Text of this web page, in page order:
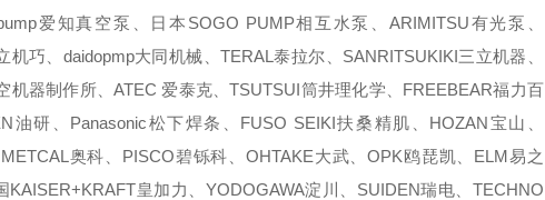
爱知真空泵、日本SOGO PUMP相互水泵、ARIMITSU有光泵、
巧、daidopmp大同机械、TERAL泰拉尔、SANRITSUKIKI三立机器、
器制作所、ATEC 爱泰克、TSUTSUI筒井理化学、FREEBEAR福力百
研、Panasonic松下焊条、FUSO SEIKI扶桑精肌、HOZAN宝山、
奥科、PISCO碧铄科、OHTAKE大武、OPK鸥琵凯、ELM易之
皇加力、YODOGAWA淀川、SUIDEN瑞电、TECHNO